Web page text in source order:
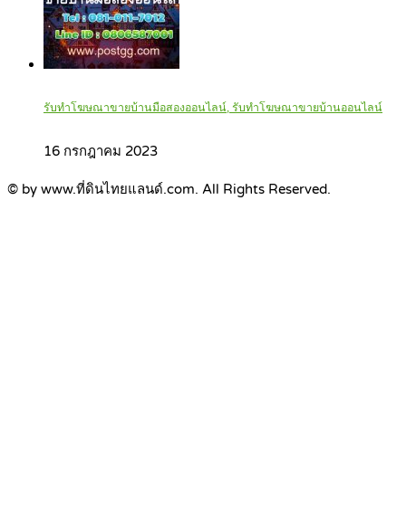
รับทำโฆษณาขายบ้านมือสองออนไลน์, รับทำโฆษณาขายบ้านออนไลน์
16 กรกฎาคม 2023
© by www.ที่ดินไทยแลนด์.com. All Rights Reserved.